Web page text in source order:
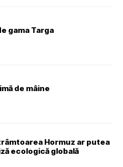
gama Targa
de mâine
Hormuz ar putea
ecologică globală